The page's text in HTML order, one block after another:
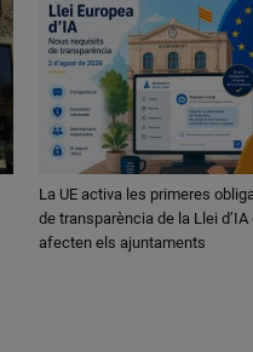
La UE activa les primeres
de transparència de la Llei d’IA
afecten els ajuntaments